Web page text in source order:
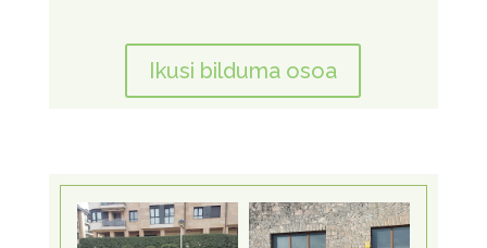
Ikusi bilduma osoa